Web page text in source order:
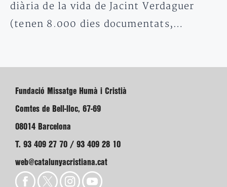
diària de la vida de Jacint Verdaguer
(tenen 8.000 dies documentats,…
Fundació Missatge Humà i Cristià
Comtes de Bell-lloc, 67-69
08014 Barcelona
T. 93 409 27 70 / 93 409 28 10
web@catalunyacristiana.cat